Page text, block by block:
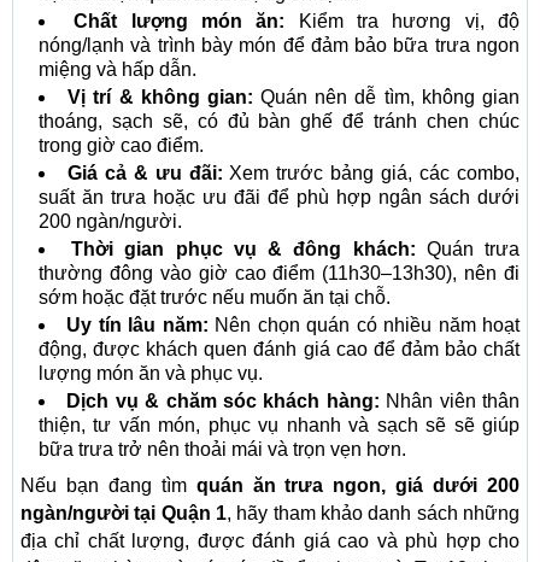
Chất lượng món ăn: Kiểm tra hương vị, độ
nóng/lạnh và trình bày món để đảm bảo bữa trưa ngon
miệng và hấp dẫn.
Vị trí & không gian: Quán nên dễ tìm, không gian
thoáng, sạch sẽ, có đủ bàn ghế để tránh chen chúc
trong giờ cao điểm.
Giá cả & ưu đãi: Xem trước bảng giá, các combo,
suất ăn trưa hoặc ưu đãi để phù hợp ngân sách dưới
200 ngàn/người.
Thời gian phục vụ & đông khách: Quán trưa
thường đông vào giờ cao điểm (11h30–13h30), nên đi
sớm hoặc đặt trước nếu muốn ăn tại chỗ.
Uy tín lâu năm: Nên chọn quán có nhiều năm hoạt
động, được khách quen đánh giá cao để đảm bảo chất
lượng món ăn và phục vụ.
Dịch vụ & chăm sóc khách hàng: Nhân viên thân
thiện, tư vấn món, phục vụ nhanh và sạch sẽ sẽ giúp
bữa trưa trở nên thoải mái và trọn vẹn hơn.
Nếu bạn đang tìm quán ăn trưa ngon, giá dưới 200
ngàn/người tại Quận 1, hãy tham khảo danh sách những
địa chỉ chất lượng, được đánh giá cao và phù hợp cho